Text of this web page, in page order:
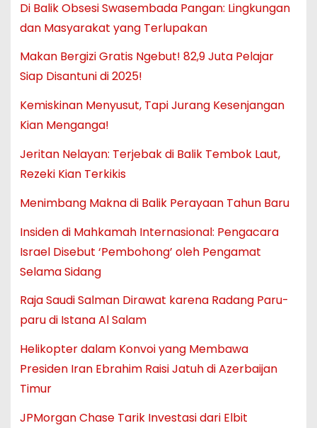
Di Balik Obsesi Swasembada Pangan: Lingkungan
dan Masyarakat yang Terlupakan
Makan Bergizi Gratis Ngebut! 82,9 Juta Pelajar
Siap Disantuni di 2025!
Kemiskinan Menyusut, Tapi Jurang Kesenjangan
Kian Menganga!
Jeritan Nelayan: Terjebak di Balik Tembok Laut,
Rezeki Kian Terkikis
Menimbang Makna di Balik Perayaan Tahun Baru
Insiden di Mahkamah Internasional: Pengacara
Israel Disebut ‘Pembohong’ oleh Pengamat
Selama Sidang
Raja Saudi Salman Dirawat karena Radang Paru-
paru di Istana Al Salam
Helikopter dalam Konvoi yang Membawa
Presiden Iran Ebrahim Raisi Jatuh di Azerbaijan
Timur
JPMorgan Chase Tarik Investasi dari Elbit